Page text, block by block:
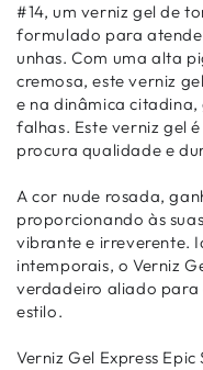
#14, um verniz gel de
formulado para
unhas. Com uma alta
cremosa, este verniz
e na dinâmica
falhas. Este verniz gel
procura qualidade e
A cor nude rosada,
proporcionando às
vibrante e irreverente.
intemporais, o Verniz
verdadeiro aliado para
estilo.
Verniz Gel Express